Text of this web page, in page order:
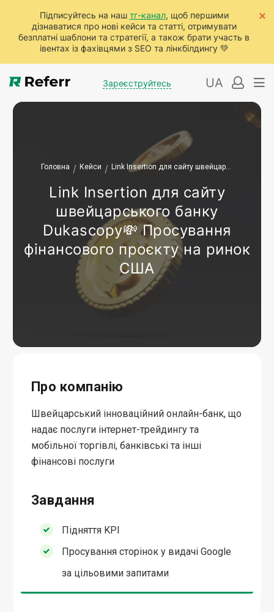
Підписуйтесь на наш тг-канал, щоб першими
дізнаватися про нові кейси та статті, отримувати
безплатні шаблони та стратегії, а також брати участь в
івентах із фахівцями з SEO та лінкбілдингу 💚
Зареєструйтесь UA
Головна / Кейси / Link Insertion для сайту швейцарського банку Dukascopy💸 Просування фінансового проєкту на ринок США
Link Insertion для сайту
швейцарського банку
Dukascopy💸 Просування
фінансового проєкту на ринок
США
Про компанію
Швейцарський інноваційний онлайн-банк, що
надає послуги інтернет-трейдингу та
мобільної торгівлі, банківські та інші
фінансові послуги
Завдання
Підняття KPI
Просування сторінок у видачі Google
за цільовими запитами